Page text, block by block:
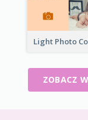
ZOBACZ